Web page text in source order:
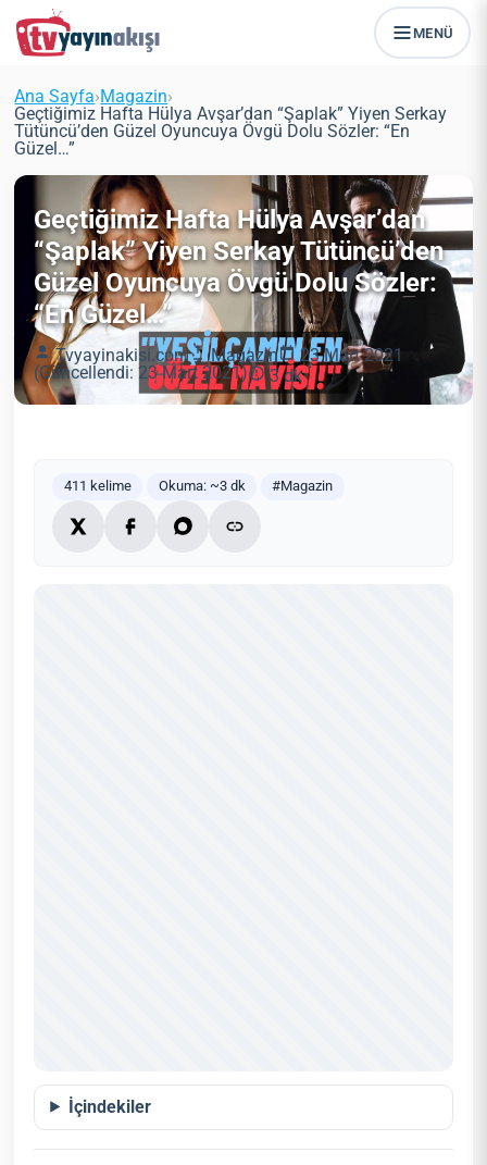
MENÜ
Ana Sayfa›Magazin›
Geçtiğimiz Hafta Hülya Avşar’dan “Şaplak” Yiyen Serkay
Tütüncü’den Güzel Oyuncuya Övgü Dolu Sözler: “En
Güzel…”
Geçtiğimiz Hafta Hülya Avşar’dan
“Şaplak” Yiyen Serkay Tütüncü’den
Güzel Oyuncuya Övgü Dolu Sözler:
“En Güzel…”
Tvyayinakisi.com Magazin
23 Mart 2021
(Güncellendi: 23 Mart 2021)
3 dk
411 kelime Okuma: ~3 dk #Magazin
İçindekiler